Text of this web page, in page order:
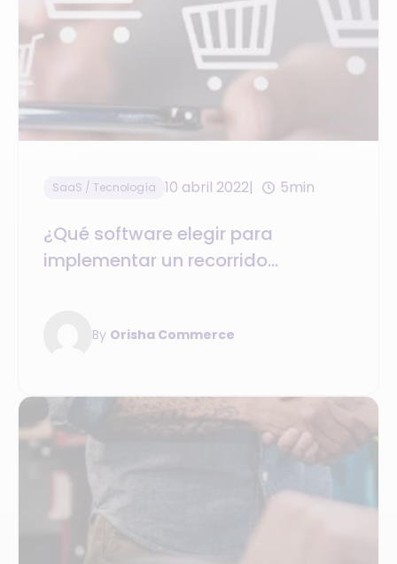
SaaS / Tecnología 10 abril 2022 5min
¿Qué software elegir para
implementar un recorrido
By Orisha Commerce